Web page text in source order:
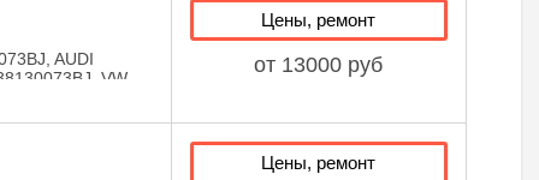
AUDI
VW
Цены, ремонт
от 13000 руб
Цены, ремонт